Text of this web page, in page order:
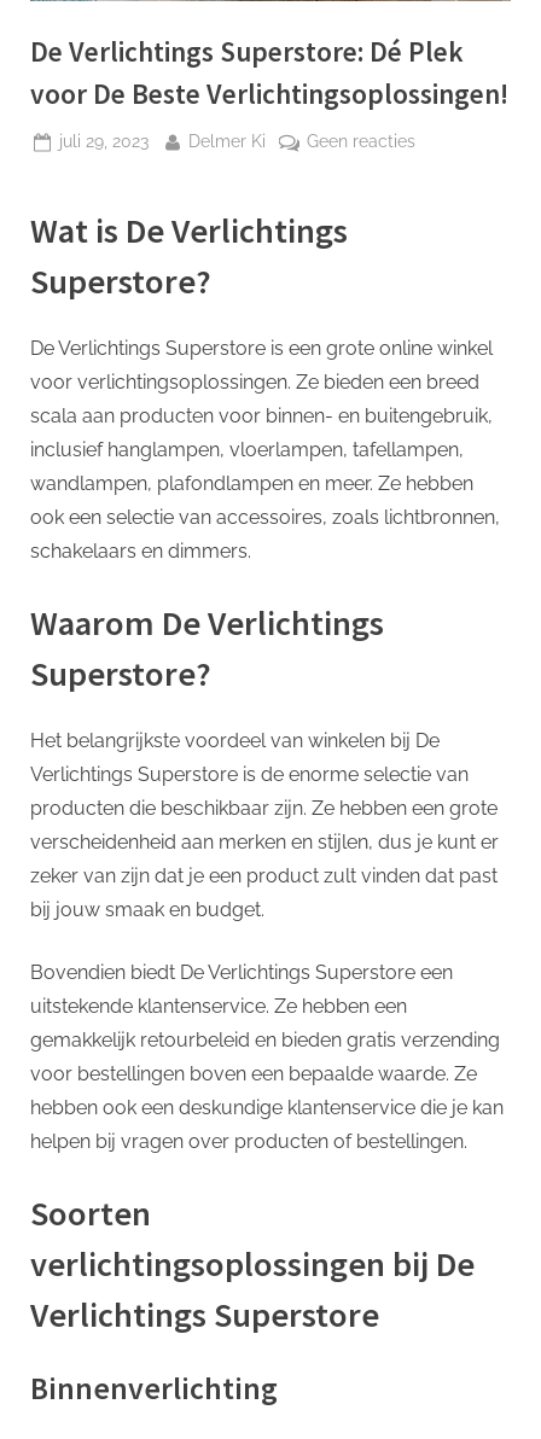
De Verlichtings Superstore: Dé Plek
voor De Beste Verlichtingsoplossingen!
Geplaatst
juli 29, 2023 Door
Delmer Ki Geen reactiesop
Wat is De Verlichtings
Superstore?
De Verlichtings Superstore is een grote online winkel
voor verlichtingsoplossingen. Ze bieden een breed
scala aan producten voor binnen- en buitengebruik,
inclusief hanglampen, vloerlampen, tafellampen,
wandlampen, plafondlampen en meer. Ze hebben
ook een selectie van accessoires, zoals lichtbronnen,
schakelaars en dimmers.
Waarom De Verlichtings
Superstore?
Het belangrijkste voordeel van winkelen bij De
Verlichtings Superstore is de enorme selectie van
producten die beschikbaar zijn. Ze hebben een grote
verscheidenheid aan merken en stijlen, dus je kunt er
zeker van zijn dat je een product zult vinden dat past
bij jouw smaak en budget.
Bovendien biedt De Verlichtings Superstore een
uitstekende klantenservice. Ze hebben een
gemakkelijk retourbeleid en bieden gratis verzending
voor bestellingen boven een bepaalde waarde. Ze
hebben ook een deskundige klantenservice die je kan
helpen bij vragen over producten of bestellingen.
Soorten
verlichtingsoplossingen bij De
Verlichtings Superstore
Binnenverlichting